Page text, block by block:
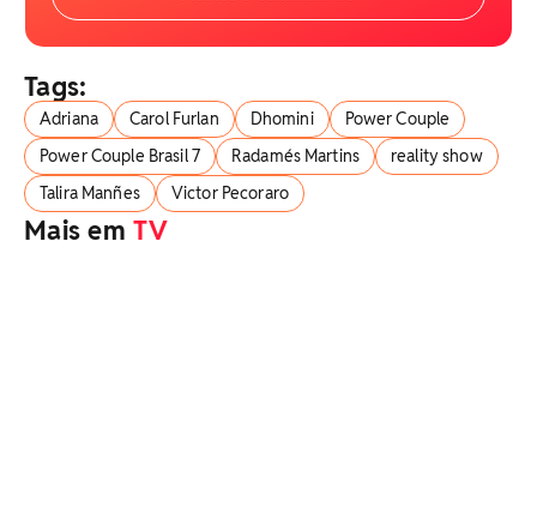
Tags:
Adriana Carol Furlan Dhomini
Power Couple
Power Couple Brasil 7
Radamés Martins
reality show
Talira Manñes
Victor Pecoraro
Mais emTV